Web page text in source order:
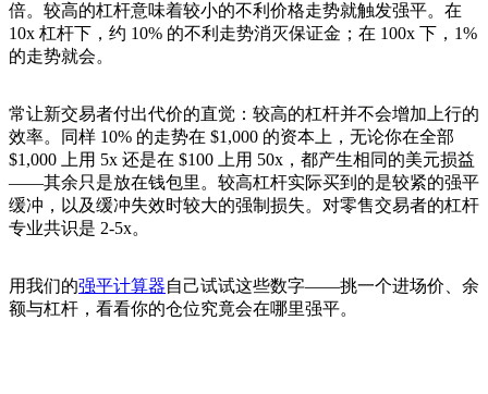
倍。较高的杠杆意味着较小的不利价格走势就触发强平。在
10x 杠杆下，约 10% 的不利走势消灭保证金；在 100x 下，1%
的走势就会。
常让新交易者付出代价的直觉：较高的杠杆并不会增加上行的
效率。同样 10% 的走势在 $1,000 的资本上，无论你在全部
$1,000 上用 5x 还是在 $100 上用 50x，都产生相同的美元损益
——其余只是放在钱包里。较高杠杆实际买到的是较紧的强平
缓冲，以及缓冲失效时较大的强制损失。对零售交易者的杠杆
专业共识是 2-5x。
用我们的强平计算器自己试试这些数字——挑一个进场价、余
额与杠杆，看看你的仓位究竟会在哪里强平。